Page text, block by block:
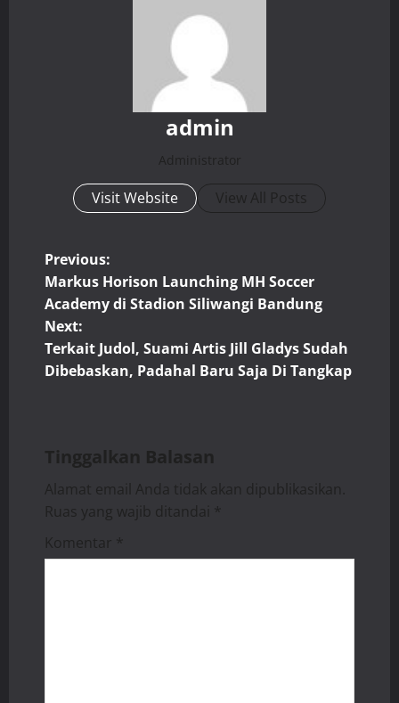
admin
Administrator
Visit Website View All Posts
P
o
s
t
a
v
i
g
Previous:
Markus Horison Launching MH Soccer
Academy di Stadion Siliwangi Bandung
Next:
Terkait Judol, Suami Artis Jill Gladys Sudah
Dibebaskan, Padahal Baru Saja Di Tangkap
Tinggalkan Balasan
Alamat email Anda tidak akan dipublikasikan.
Ruas yang wajib ditandai
*
Komentar *